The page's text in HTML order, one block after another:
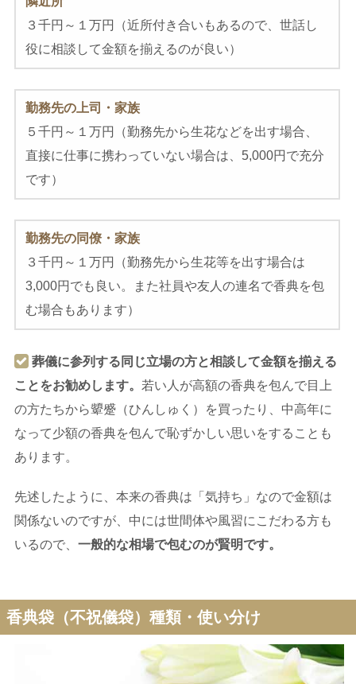
３千円～１万円（近所付き合いもあるので、世話し
役に相談して金額を揃えるのが良い）
勤務先の上司・家族
５千円～１万円（勤務先から生花などを出す場合、
直接に仕事に携わっていない場合は、5,000円で充分
です）
勤務先の同僚・家族
３千円～１万円（勤務先から生花等を出す場合は
3,000円でも良い。また社員や友人の連名で香典を包
む場合もあります）
葬儀に参列する同じ立場の方と相談して金額を揃える
ことをお勧めします。 若い人が高額の香典を包んで目上
の方たちから顰蹙（ひんしゅく）を買ったり、中高年に
なって少額の香典を包んで恥ずかしい思いをすることも
あります。
先述したように、本来の香典は「気持ち」なので金額は
関係ないのですが、中には世間体や風習にこだわる方も
いるので、 一般的な相場で包むのが賢明です。
香典袋（不祝儀袋）種類・使い分け